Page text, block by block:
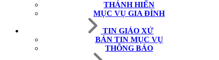
THÁNH HIẾN
MỤC VỤ GIA ĐÌNH
TIN GIÁO XỨ
BẢN TIN MỤC VỤ
THÔNG BÁO